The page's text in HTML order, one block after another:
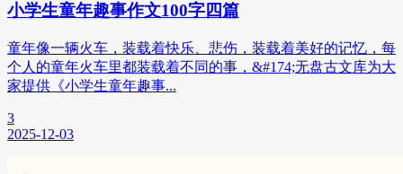
小学生童年趣事作文100字四篇
童年像一辆火车，装载着快乐、悲伤，装载着美好的记忆，每
个人的童年火车里都装载着不同的事，&#174;无盘古文库为大
家提供《小学生童年趣事...
3
2025-12-03